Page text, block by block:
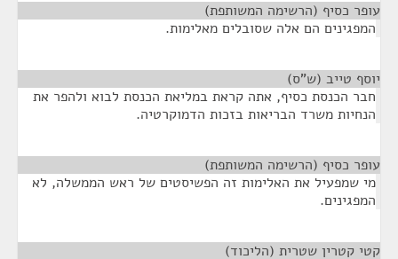
עופר כסיף (הרשימה המשותפת)
המפגינים הם אלה שסובלים מאלימות.
יוסף טייב (ש"ס)
חבר הכנסת כסיף, אתה קראת במליאת הכנסת לבוא ולהפר את
הנחיות משרד הבריאות בזכות הדמוקרטיה.
עופר כסיף (הרשימה המשותפת)
מי שמפעיל את האלימות זה הפשיסטים של ראש הממשלה, לא
המפגינים.
קטי קטרין שטרית (הליכוד)